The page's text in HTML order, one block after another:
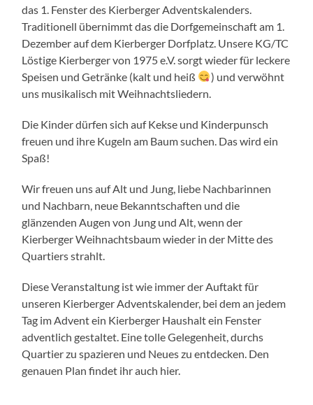
das 1. Fenster des Kierberger Adventskalenders.
Traditionell übernimmt das die Dorfgemeinschaft am 1.
Dezember auf dem Kierberger Dorfplatz. Unsere KG/TC
Löstige Kierberger von 1975 e.V. sorgt wieder für leckere
Speisen und Getränke (kalt und heiß
) und verwöhnt
uns musikalisch mit Weihnachtsliedern.
Die Kinder dürfen sich auf Kekse und Kinderpunsch
freuen und ihre Kugeln am Baum suchen. Das wird ein
Spaß!
Wir freuen uns auf Alt und Jung, liebe Nachbarinnen
und Nachbarn, neue Bekanntschaften und die
glänzenden Augen von Jung und Alt, wenn der
Kierberger Weihnachtsbaum wieder in der Mitte des
Quartiers strahlt.
Diese Veranstaltung ist wie immer der Auftakt für
unseren Kierberger Adventskalender, bei dem an jedem
Tag im Advent ein Kierberger Haushalt ein Fenster
adventlich gestaltet. Eine tolle Gelegenheit, durchs
Quartier zu spazieren und Neues zu entdecken. Den
genauen Plan findet ihr auch hier.